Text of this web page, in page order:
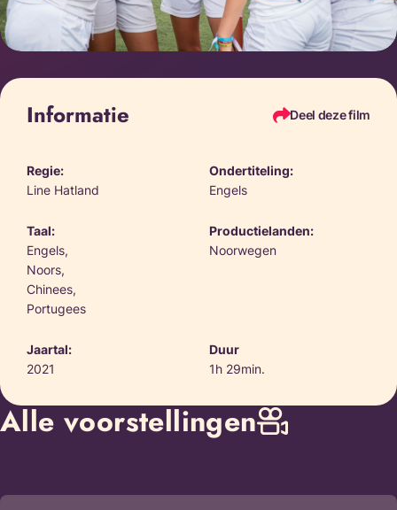
Informatie Deel deze film
Regie:
Line Hatland
Ondertiteling:
Engels
Taal:
Engels,
Noors,
Chinees,
Portugees
Productielanden:
Noorwegen
Jaartal:
2021
Duur
1h 29min.
Alle voorstellingen